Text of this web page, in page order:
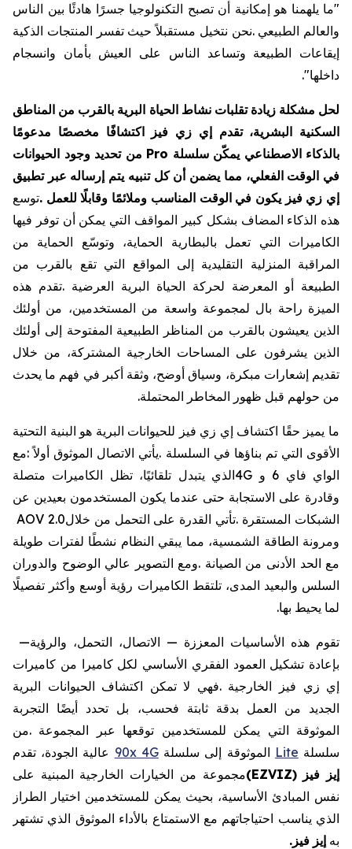
"ما يلهمنا هو إمكانية أن تصبح التكنولوجيا جسرًا هادئًا بين الناس
والعالم الطبيعي .نحن نتخيل مستقبلاً حيث تفسر المنتجات الذكية
إيقاعات الطبيعة وتساعد الناس على العيش بأمان وانسجام
داخلها."
لحل مشكلة زيادة تقلبات نشاط الحياة البرية بالقرب من المناطق
السكنية البشرية، تقدم إي زي فيز اكتشافًا مخصصًا مدعومًا
بالذكاء الاصطناعي يمكّن سلسلة Pro من تحديد وجود الحيوانات
في الوقت الفعلي، مما يضمن أن كل تنبيه يتم إرساله عبر تطبيق
إي زي فيز يكون في الوقت المناسب وملائمًا وقابلًا للعمل .توسع
هذه الذكاء المضاف بشكل كبير المواقف التي يمكن أن توفر فيها
الكاميرات التي تعمل بالبطارية الحماية، وتوسّع الحماية من
المراقبة المنزلية التقليدية إلى المواقع التي تقع بالقرب من
الطبيعة أو المعرضة لحركة الحياة البرية العرضية .تقدم هذه
الميزة راحة بال لمجموعة واسعة من المستخدمين، من أولئك
الذين يعيشون بالقرب من المناظر الطبيعية المفتوحة إلى أولئك
الذين يشرفون على المساحات الخارجية المشتركة، من خلال
تقديم إشعارات مبكرة، وسياق أوضح، وثقة أكبر في فهم ما يحدث
من حولهم قبل ظهور المخاطر المحتملة.
ما يميز حقًا اكتشاف إي زي فيز للحيوانات البرية هو البنية التحتية
الأقوى التي تم بناؤها في السلسلة .يأتي الاتصال الموثوق أولاً:مع
الواي فاي 6 و 4Gالذي يتبدل تلقائيًا، تظل الكاميرات متصلة
وقادرة على الاستجابة حتى عندما يكون المستخدمون بعيدين عن
الشبكات المستقرة .تأتي القدرة على التحمل من خلالAOV 2.0
ومرونة الطاقة الشمسية، مما يبقي النظام نشطًا لفترات طويلة
مع الحد الأدنى من الصيانة .ومع التصوير عالي الوضوح والدوران
السلس والبعيد المدى، تلتقط الكاميرات رؤية أوسع وأكثر تفصيلًا
لما يحيط بها.
تقوم هذه الأساسيات المعززة — الاتصال، التحمل، والرؤية—
بإعادة تشكيل العمود الفقري الأساسي لكل كاميرا من كاميرات
إي زي فيز الخارجية .فهي لا تمكن اكتشاف الحيوانات البرية
الجديد من العمل بدقة ثابتة فحسب، بل تحدد أيضًا التجربة
الموثوقة التي يمكن للمستخدمين توقعها عبر المجموعة .من
سلسلة Lite الموثوقة إلى سلسلة 90x4G عالية الجودة، تقدم
إيز فيز (EZVIZ) مجموعة من الخيارات الخارجية المبنية على
نفس المبادئ الأساسية، بحيث يمكن للمستخدمين اختيار الطراز
الذي يناسب احتياجاتهم مع الاستمتاع بالأداء الموثوق الذي تشتهر
به إيز فيز .